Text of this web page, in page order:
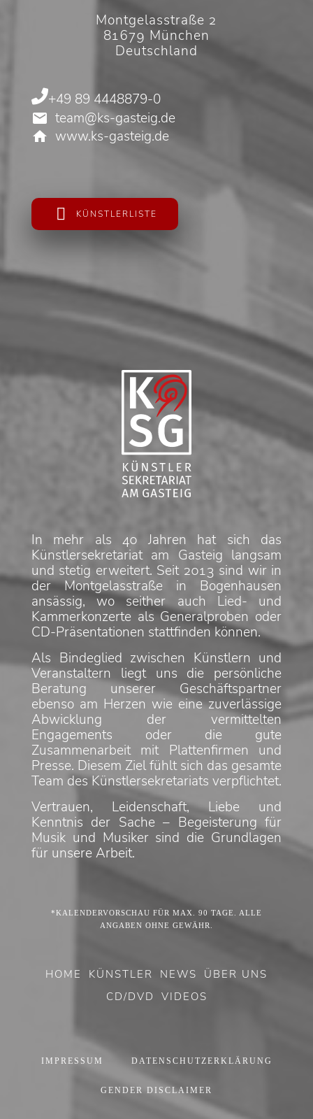
Montgelasstraße 2
81679 München
Deutschland
+49 89 4448879-0
team@ks-gasteig.de
www.ks-gasteig.de
KÜNSTLERLISTE
In mehr als 40 Jahren hat sich das
Künstlersekretariat am Gasteig langsam
und stetig erweitert. Seit 2013 sind wir in
der Montgelasstraße in Bogenhausen
ansässig, wo seither auch Lied- und
Kammerkonzerte als Generalproben oder
CD-Präsentationen stattfinden können.
Als Bindeglied zwischen Künstlern und
Veranstaltern liegt uns die persönliche
Beratung unserer Geschäftspartner
ebenso am Herzen wie eine zuverlässige
Abwicklung der vermittelten
Engagements oder die gute
Zusammenarbeit mit Plattenfirmen und
Presse. Diesem Ziel fühlt sich das gesamte
Team des Künstlersekretariats verpflichtet.
Vertrauen, Leidenschaft, Liebe und
Kenntnis der Sache – Begeisterung für
Musik und Musiker sind die Grundlagen
für unsere Arbeit.
*KALENDERVORSCHAU FÜR MAX. 90 TAGE. ALLE
ANGABEN OHNE GEWÄHR.
HOME KÜNSTLER NEWS
ÜBER UNS
CD/DVD
VIDEOS
IMPRESSUM DATENSCHUTZERKLÄRUNG
GENDER DISCLAIMER